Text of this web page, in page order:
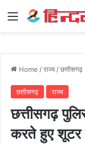
Menu
Home /राज्य /छत्तीसगढ़
छत्तीसगढ़ राज्य
छत्तीसगढ़
करते हुए शूटर